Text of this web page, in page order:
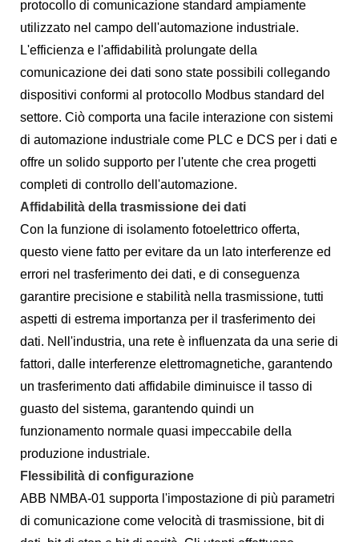
protocollo di comunicazione standard ampiamente
utilizzato nel campo dell'automazione industriale.
L'efficienza e l'affidabilità prolungate della
comunicazione dei dati sono state possibili collegando
dispositivi conformi al protocollo Modbus standard del
settore. Ciò comporta una facile interazione con sistemi
di automazione industriale come PLC e DCS per i dati e
offre un solido supporto per l'utente che crea progetti
completi di controllo dell'automazione.
Affidabilità della trasmissione dei dati
Con la funzione di isolamento fotoelettrico offerta,
questo viene fatto per evitare da un lato interferenze ed
errori nel trasferimento dei dati, e di conseguenza
garantire precisione e stabilità nella trasmissione, tutti
aspetti di estrema importanza per il trasferimento dei
dati. Nell'industria, una rete è influenzata da una serie di
fattori, dalle interferenze elettromagnetiche, garantendo
un trasferimento dati affidabile diminuisce il tasso di
guasto del sistema, garantendo quindi un
funzionamento normale quasi impeccabile della
produzione industriale.
Flessibilità di configurazione
ABB NMBA-01 supporta l'impostazione di più parametri
di comunicazione come velocità di trasmissione, bit di